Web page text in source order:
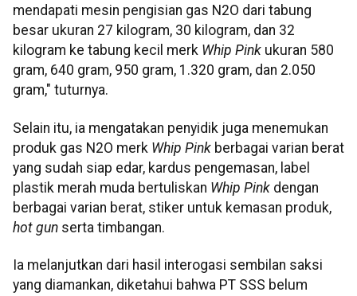
mendapati mesin pengisian gas N2O dari tabung
besar ukuran 27 kilogram, 30 kilogram, dan 32
kilogram ke tabung kecil merk Whip Pink ukuran 580
gram, 640 gram, 950 gram, 1.320 gram, dan 2.050
gram," tuturnya.
Selain itu, ia mengatakan penyidik juga menemukan
produk gas N2O merk Whip Pink berbagai varian berat
yang sudah siap edar, kardus pengemasan, label
plastik merah muda bertuliskan Whip Pink dengan
berbagai varian berat, stiker untuk kemasan produk,
hot gun serta timbangan.
Ia melanjutkan dari hasil interogasi sembilan saksi
yang diamankan, diketahui bahwa PT SSS belum